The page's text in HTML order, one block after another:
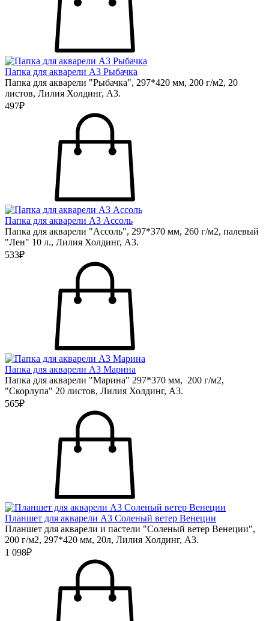
Папка для акварели А3 Рыбачка
Папка для акварели "Рыбачка", 297*420 мм, 200 г/м2, 20
листов, Лилия Холдинг, А3.
497₽
Папка для акварели А3 Ассоль
Папка для акварели "Ассоль", 297*370 мм, 260 г/м2, палевый
"Лен" 10 л., Лилия Холдинг, А3.
533₽
Папка для акварели А3 Марина
Папка для акварели "Марина" 297*370 мм, 200 г/м2,
"Скорлупа" 20 листов, Лилия Холдинг, А3.
565₽
Планшет для акварели А3 Соленый ветер Венеции
Планшет для акварели и пастели "Соленый ветер Венеции",
200 г/м2, 297*420 мм, 20л, Лилия Холдинг, А3.
1 098₽